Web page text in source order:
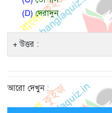
(D)দেরাদুন
উত্তর :
আরো দেখুন :